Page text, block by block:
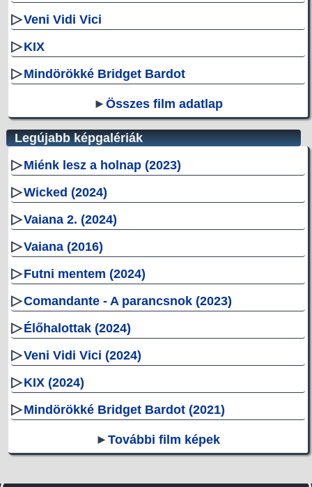
▷Veni Vidi Vici
▷KIX
▷Mindörökké Bridget Bardot
► Összes film adatlap
Legújabb képgalériák
▷Miénk lesz a holnap (2023)
▷Wicked (2024)
▷Vaiana 2. (2024)
▷Vaiana (2016)
▷Futni mentem (2024)
▷Comandante - A parancsnok (2023)
▷Élőhalottak (2024)
▷Veni Vidi Vici (2024)
▷KIX (2024)
▷Mindörökké Bridget Bardot (2021)
►További film képek